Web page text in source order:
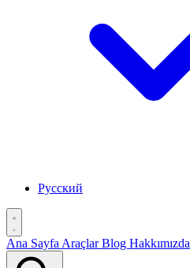
Русский
Ana Sayfa AraçlarBlog Hakkımızda